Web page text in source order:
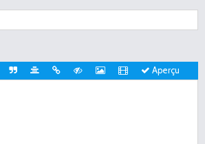
Aperçu